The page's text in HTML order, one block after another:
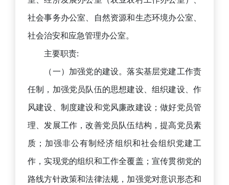
社会事务办公室、自然资源和生态环境办公室、
社会治安和应急管理办公室。
主要职责:
（一）加强党的建设。落实基层党建工作责
任制，加强党员队伍的思想建设、组织建设、作
风建设、制度建设和党风廉政建设；做好党员管
理、发展工作，改善党员队伍结构，提高党员素
质；加强非公有制经济组织和社会组织党建工
作，实现党的组织和工作全覆盖；宣传贯彻党的
路线方针政策和法律法规，加强党对意识形态和